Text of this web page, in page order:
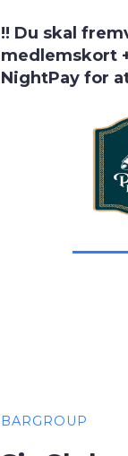
!! Du skal
medlemskort
NightPay for
BARGROUP